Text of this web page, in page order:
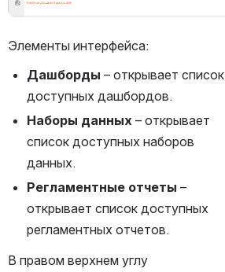
Элементы интерфейса:
Дашборды – открывает список
доступных дашбордов.
Наборы данных – открывает
список доступных наборов
данных.
Регламентные отчеты –
открывает список доступных
регламентных отчетов.
В правом верхнем углу